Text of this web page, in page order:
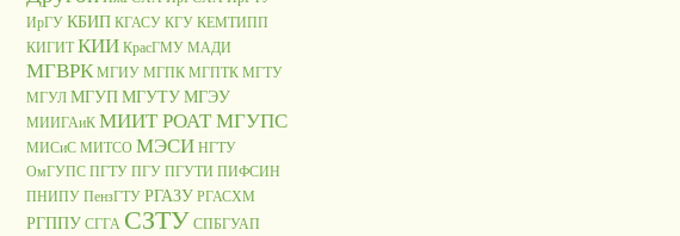
ИрГУ КБИП КГАСУ КГУ КЕМТИПП
КИГИТ КИИ КрасГМУ МАДИ
МГВРК МГИУ МГПК МГПТК МГТУ
МГУЛ МГУПМГУТУМГЭУ
МИИГАиК МИИТ РОАТ МГУПС
МИСиС МИТСО МЭСИ НГТУ
ОмГУПС ПГТУ ПГУ ПГУТИ ПИФСИН
ПНИПУ ПензГТУ РГАЗУ РГАСХМ
РГППУ СГГА СЗТУ СПБГУАП